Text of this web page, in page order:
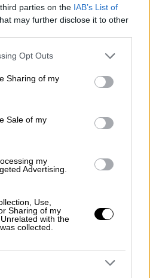
parties on the IAB’s List of
may further disclose it to other
app uses one or more Google
behaviour. You may click to
and its third-party tags to
purposes in below Google
Opt Outs
Sharing of my
Sale of my
my
Advertising.
Use,
Sharing of my
with the
collected.
22:18
Super
το
της «επίσημης
και ελπίδα έδωσε
Η ΕΟΚ έδωσε
παρακολουθήσει με
τρόπο τον αγώνα